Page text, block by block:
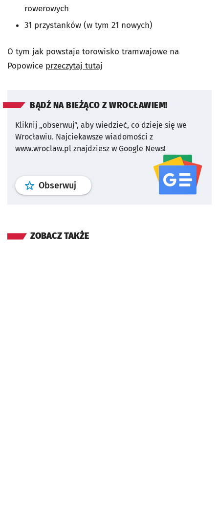
rowerowych
31 przystanków (w tym 21 nowych)
O tym jak powstaje torowisko tramwajowe na
Popowice przeczytaj tutaj
BĄDŹ NA BIEŻĄCO Z WROCŁAWIEM!
Kliknij „obserwuj”, aby wiedzieć, co dzieje się we
Wrocławiu. Najciekawsze wiadomości z
www.wroclaw.pl znajdziesz w Google News!
Obserwuj profil serwisu
ZOBACZ TAKŻE